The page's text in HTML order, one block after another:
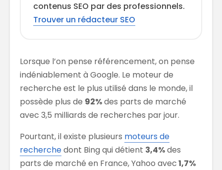
contenus SEO par des professionnels.
Trouver un rédacteur SEO
Lorsque l’on pense référencement, on pense
indéniablement à Google. Le moteur de
recherche est le plus utilisé dans le monde, il
possède plus de 92%des parts de marché
avec 3,5 milliards de recherches par jour.
Pourtant, il existe plusieurs moteurs de
recherchedont Bing qui détient 3,4%des
parts de marché en France, Yahoo avec1,7%